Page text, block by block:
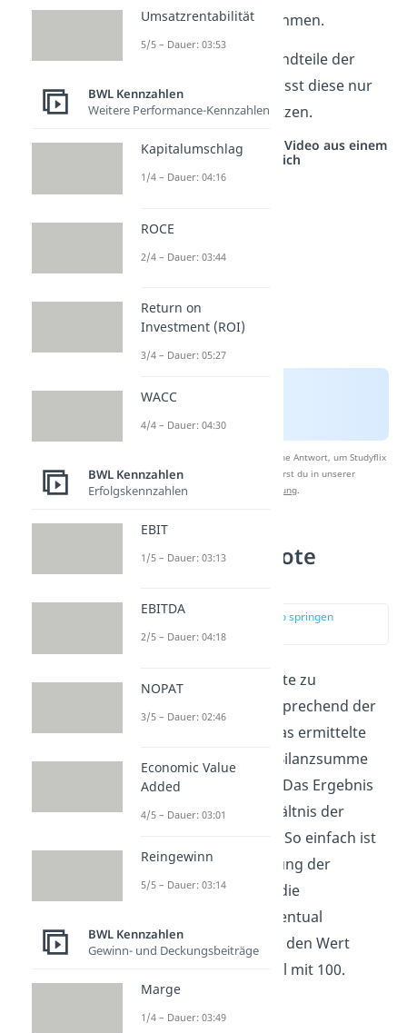
ggü. beteiligten Unternehmen.
Jetzt kannst du die Bestandteile der
Formel ermitteln und musst diese nur
noch in die Formel einsetzen.
Studyflix vernetzt: Hier ein Video aus einem
anderen Bereich
Nach Beantwortung speichern wir deine Antwort, um Studyflix
zu verbessern. Mehr dazu erfährst du in unserer
Datenschutzerklärung.
Fremdkapitalquote
berechnen
zur Stelle im Video springen
(01:04)
Um die Fremdkapitalquote zu
berechnen teilst du, entsprechend der
obigen Formel einfach das ermittelte
Fremdkapital durch die Bilanzsumme
bzw. das Gesamtkapital. Das Ergebnis
ist das prozentuale Verhältnis der
beiden Bilanzpositionen. So einfach ist
die rechnerische Ermittlung der
Fremdkapitalquote. Um die
Fremdkapitalquote prozentual
anzugeben multiplizierst den Wert
entsprechend der Formel mit 100.
Umsatzrentabilität
5/5 – Dauer: 03:53
BWL Kennzahlen
Weitere Performance-Kennzahlen
Kapitalumschlag
1/4 – Dauer: 04:16
ROCE
2/4 – Dauer: 03:44
Return on
Investment (ROI)
3/4 – Dauer: 05:27
WACC
4/4 – Dauer: 04:30
BWL Kennzahlen
Erfolgskennzahlen
EBIT
1/5 – Dauer: 03:13
EBITDA
2/5 – Dauer: 04:18
NOPAT
3/5 – Dauer: 02:46
Economic Value
Added
4/5 – Dauer: 03:01
Reingewinn
5/5 – Dauer: 03:14
BWL Kennzahlen
Gewinn- und Deckungsbeiträge
Marge
1/4 – Dauer: 03:49